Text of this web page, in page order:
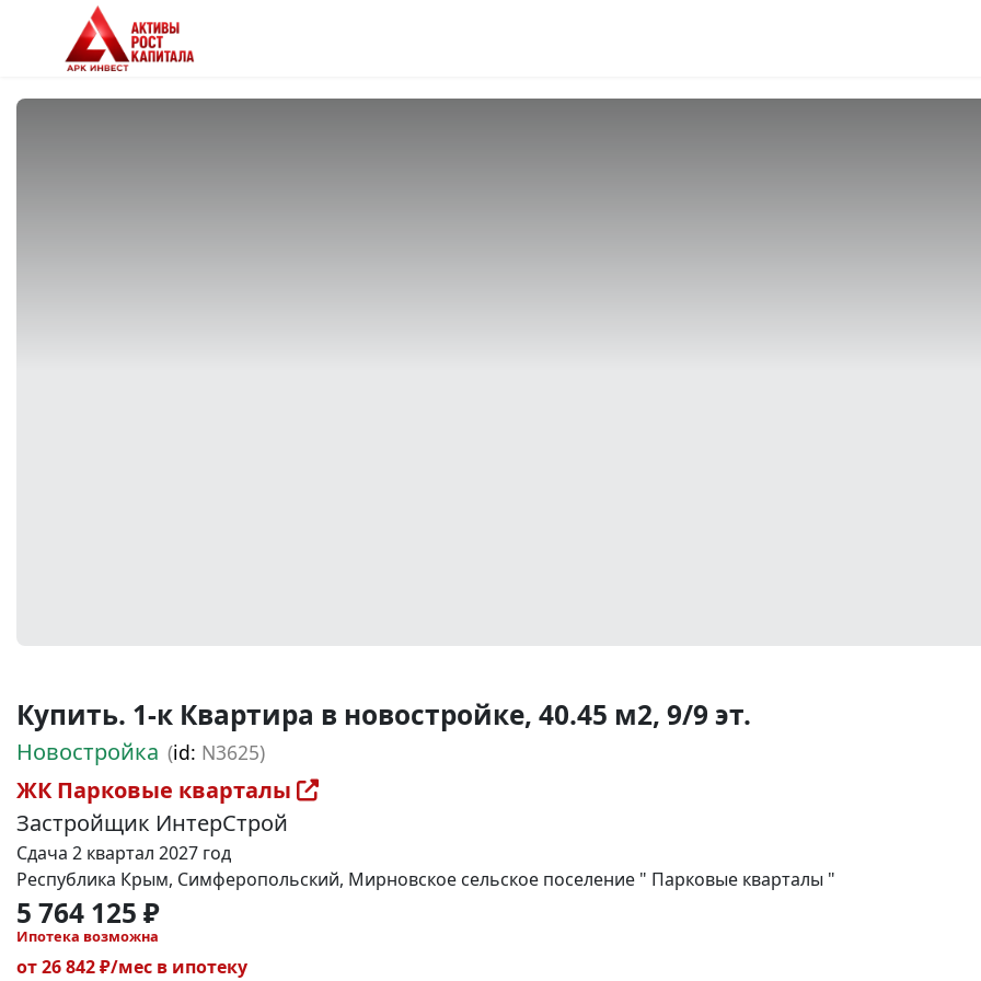
Купить. 1-к Квартира в новостройке, 40.45 м2, 9/9 эт.
Новостройка (id: N3625)
ЖК Парковые кварталы
Застройщик ИнтерСтрой
Сдача 2 квартал 2027 год
Республика Крым, Симферопольский, Мирновское сельское поселение " Парковые кварталы "
5 764 125 ₽
Ипотека возможна
от 26 842 ₽/мес в ипотеку